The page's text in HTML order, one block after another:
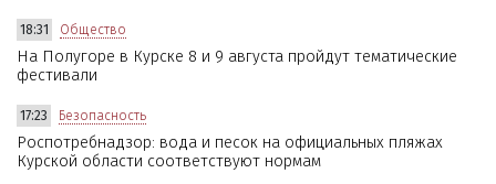
18:31 Общество
На Полугоре в Курске 8 и 9 августа пройдут тематические
фестивали
17:23 Безопасность
Роспотребнадзор: вода и песок на официальных пляжах
Курской области соответствуют нормам